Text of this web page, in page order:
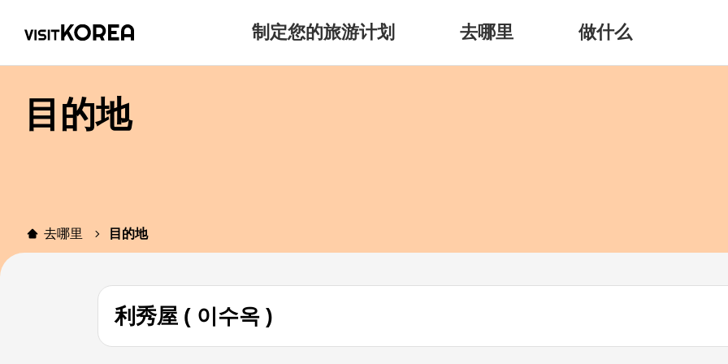
制定您的旅游计划 去哪里 做什么
目的地
去哪里 目的地
利秀屋 ( 이수옥 )